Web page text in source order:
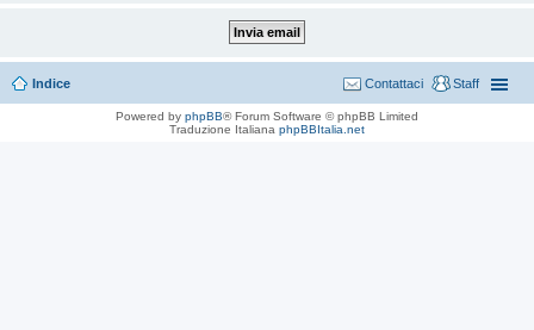
Indice Staff
Contattaci
Powered by phpBB® Forum Software © phpBB Limited
Traduzione Italiana phpBBItalia.net